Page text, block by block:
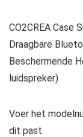
CO2CREA Case
Draagbare
Beschermende
luidspreker)
Voer het
dit past.